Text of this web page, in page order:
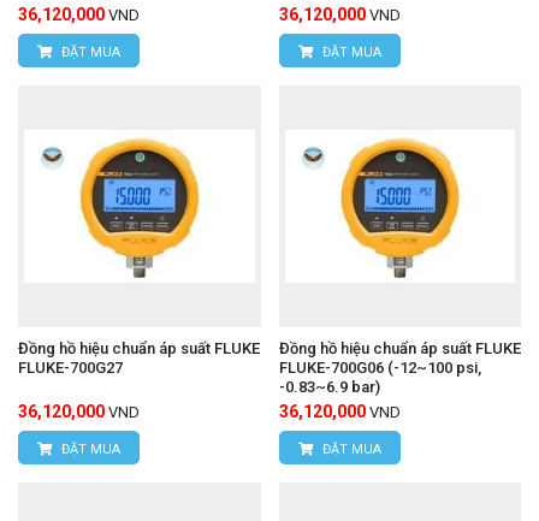
36,120,000 VND
ĐẶT MUA
36,120,000 VND
ĐẶT MUA
Đồng hồ hiệu chuẩn áp suất FLUKE
FLUKE-700G27
36,120,000 VND
ĐẶT MUA
Đồng hồ hiệu chuẩn áp suất FLUKE
FLUKE-700G06 (-12~100 psi,
-0.83~6.9 bar)
36,120,000 VND
ĐẶT MUA